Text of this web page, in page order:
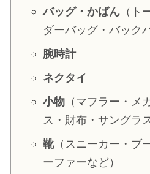
バッグ・かばん （ト
ダーバッグ・バック
腕時計
ネクタイ
小物 （マフラー・メ
ス・財布・サングラ
靴（スニーカー・ブ
ーファーなど）